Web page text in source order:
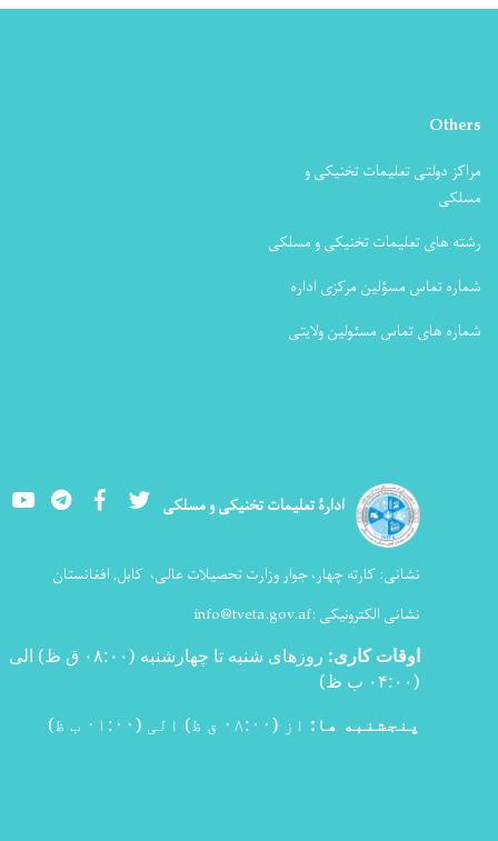
Others
مراکز دولتی تعلیمات تخنیکی و
مسلکی
رشته های تعلیمات تخنیکی و مسلکی
شماره تماس مسؤلین مرکزی اداره
شماره های تماس مسئولین ولایتی
ادارۀ تعلیمات تخنیکی و مسلکی YoutubeLinkedInFacebook Twitter
نشانی: کارته چهار، جوار وزارت تحصیلات عالی، کابل, افغانستان
نشانی الکترونیکی :info@tveta.gov.af
اوقات کاری:
روزهای شنبه تا چهارشنبه (۰۸:۰۰ ق ظ) الی
(۰۴:۰۰ ب ظ
)
پنجشنبه ها: از (۰۸:۰۰ ق ظ) الی (۰۱:۰۰ ب ظ)